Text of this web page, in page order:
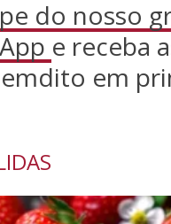
do nosso
e receba
em